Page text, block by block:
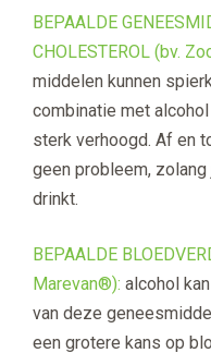
BEPAALDE
CHOLESTEROL (bv.
middelen kunnen
combinatie met
sterk verhoogd. Af en
geen probleem,
drinkt.
BEPAALDE
Marevan®): alcohol
van deze
een grotere kans op